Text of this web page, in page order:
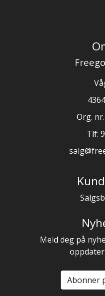
Org.
Tlf:
Meld deg på
Abonner